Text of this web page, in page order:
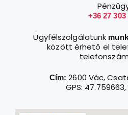
+36 27 303
Ügyfélszolgálatunk
között érhető el
Cím:2600 Vác,
GPS: 47.759663,